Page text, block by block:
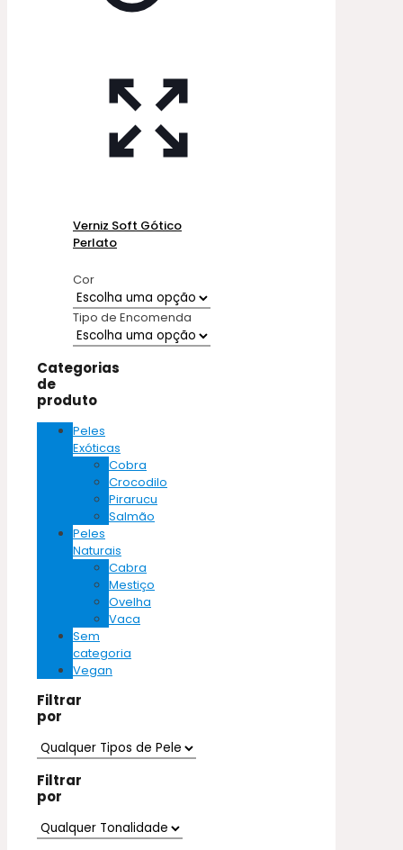
Verniz Soft Gótico
Perlato
Cor
Tipo de Encomenda
Categorias
de
produto
Peles
Exóticas
Cobra
Crocodilo
Pirarucu
Salmão
Peles
Naturais
Cabra
Mestiço
Ovelha
Vaca
Sem
categoria
Vegan
Filtrar
por
Filtrar
por